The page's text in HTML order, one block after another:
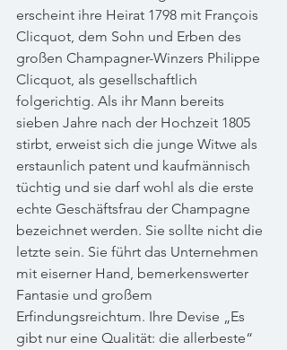
erscheint ihre Heirat 1798 mit François
Clicquot, dem Sohn und Erben des
großen Champagner-Winzers Philippe
Clicquot, als gesellschaftlich
folgerichtig. Als ihr Mann bereits
sieben Jahre nach der Hochzeit 1805
stirbt, erweist sich die junge Witwe als
erstaunlich patent und kaufmännisch
tüchtig und sie darf wohl als die erste
echte Geschäftsfrau der Champagne
bezeichnet werden. Sie sollte nicht die
letzte sein. Sie führt das Unternehmen
mit eiserner Hand, bemerkenswerter
Fantasie und großem
Erfindungsreichtum. Ihre Devise „Es
gibt nur eine Qualität: die allerbeste“